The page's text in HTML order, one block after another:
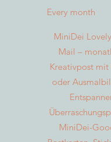
Every month
MiniDei
Mail –
Kreativpost mit
oder
MiniDei-